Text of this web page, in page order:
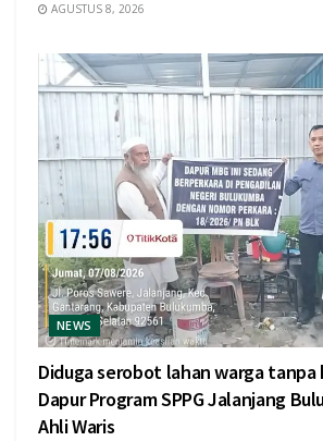
AGUSTUS 8, 2026
NEWS
Diduga serobot lahan warga tanpa
Dapur Program SPPG Jalanjang
Ahli Waris